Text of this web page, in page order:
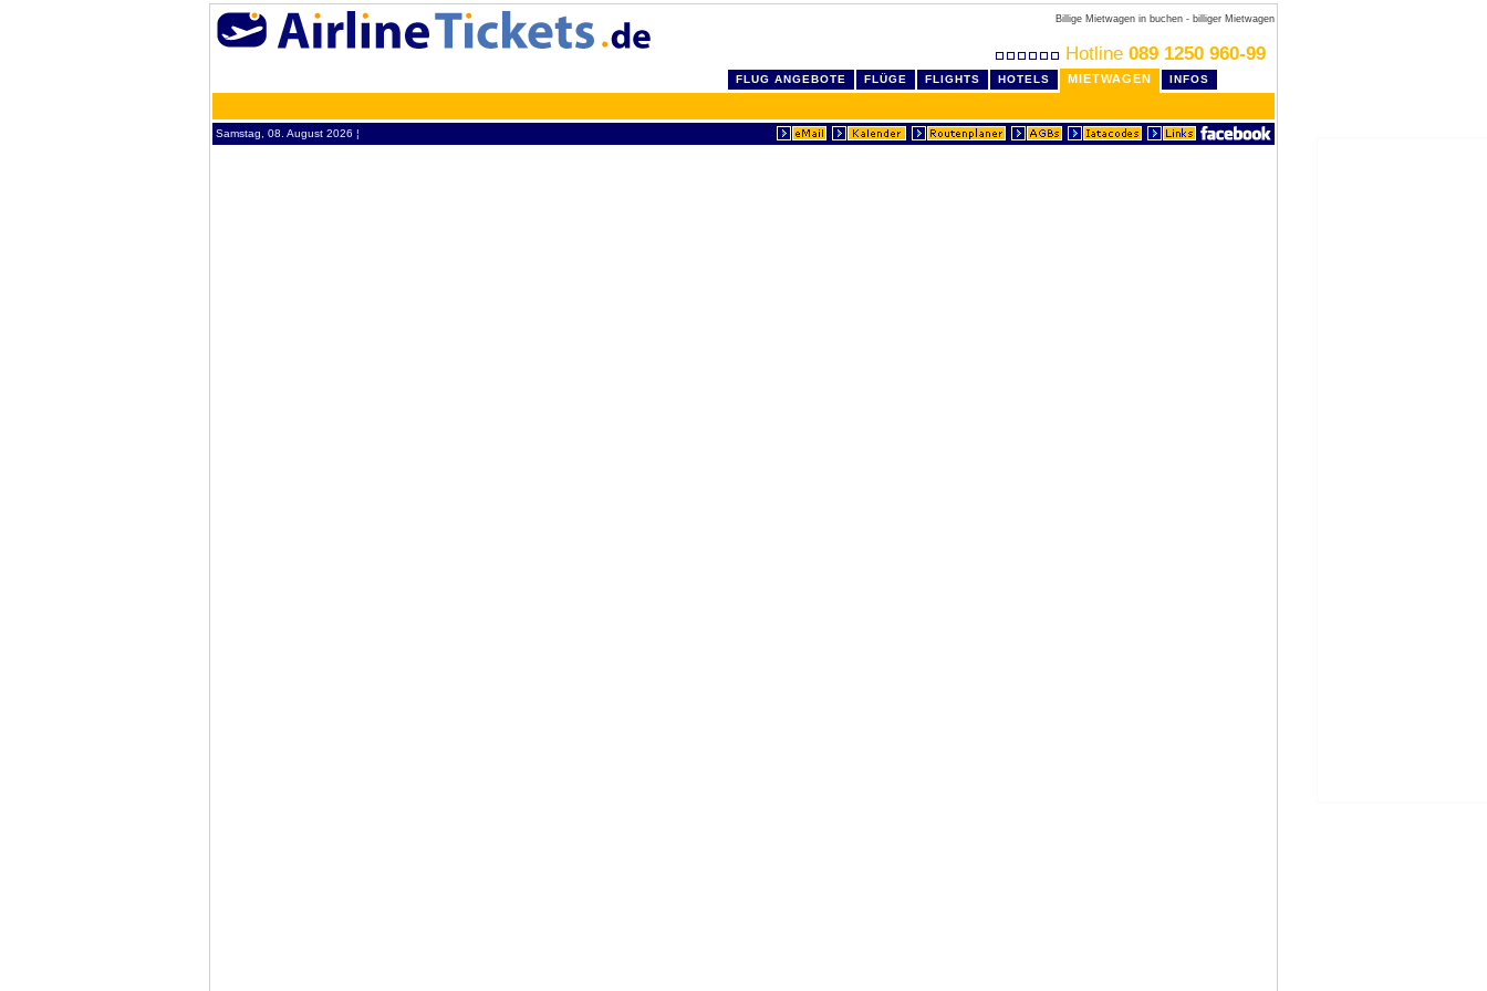
Billige Mietwagen in buchen - billiger Mietwagen
Hotline 089 1250 960-99
FLUG ANGEBOTE FLÜGE FLIGHTS HOTELS MIETWAGEN INFOS
Samstag, 08. August 2026 ¦